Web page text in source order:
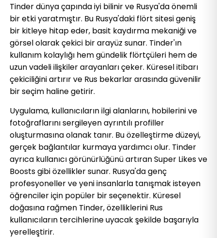
Tinder dünya çapında iyi bilinir ve Rusya'da önemli
bir etki yaratmıştır. Bu Rusya'daki flört sitesi geniş
bir kitleye hitap eder, basit kaydırma mekaniği ve
görsel olarak çekici bir arayüz sunar. Tinder'ın
kullanım kolaylığı hem gündelik flörtçüleri hem de
uzun vadeli ilişkiler arayanları çeker. Küresel itibarı
çekiciliğini artırır ve Rus bekarlar arasında güvenilir
bir seçim haline getirir.
Uygulama, kullanıcıların ilgi alanlarını, hobilerini ve
fotoğraflarını sergileyen ayrıntılı profiller
oluşturmasına olanak tanır. Bu özelleştirme düzeyi,
gerçek bağlantılar kurmaya yardımcı olur. Tinder
ayrıca kullanıcı görünürlüğünü artıran Super Likes ve
Boosts gibi özellikler sunar. Rusya'da genç
profesyoneller ve yeni insanlarla tanışmak isteyen
öğrenciler için popüler bir seçenektir. Küresel
doğasına rağmen Tinder, özelliklerini Rus
kullanıcıların tercihlerine uyacak şekilde başarıyla
yerelleştirir.